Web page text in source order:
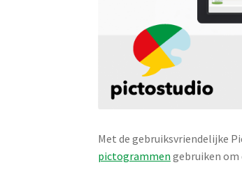
Met de gebruiksvriendelijke
pictogrammen gebruiken